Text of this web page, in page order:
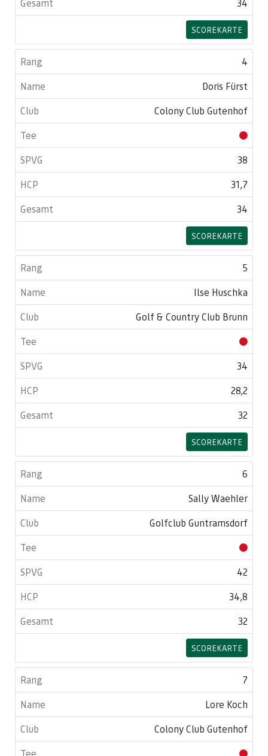
34
SCOREKARTE
4
Doris Fürst
Colony Club Gutenhof
38
31,7
34
SCOREKARTE
5
Ilse Huschka
Golf & Country Club Brunn
34
28,2
32
SCOREKARTE
6
Sally Waehler
Golfclub Guntramsdorf
42
34,8
32
SCOREKARTE
7
Lore Koch
Colony Club Gutenhof